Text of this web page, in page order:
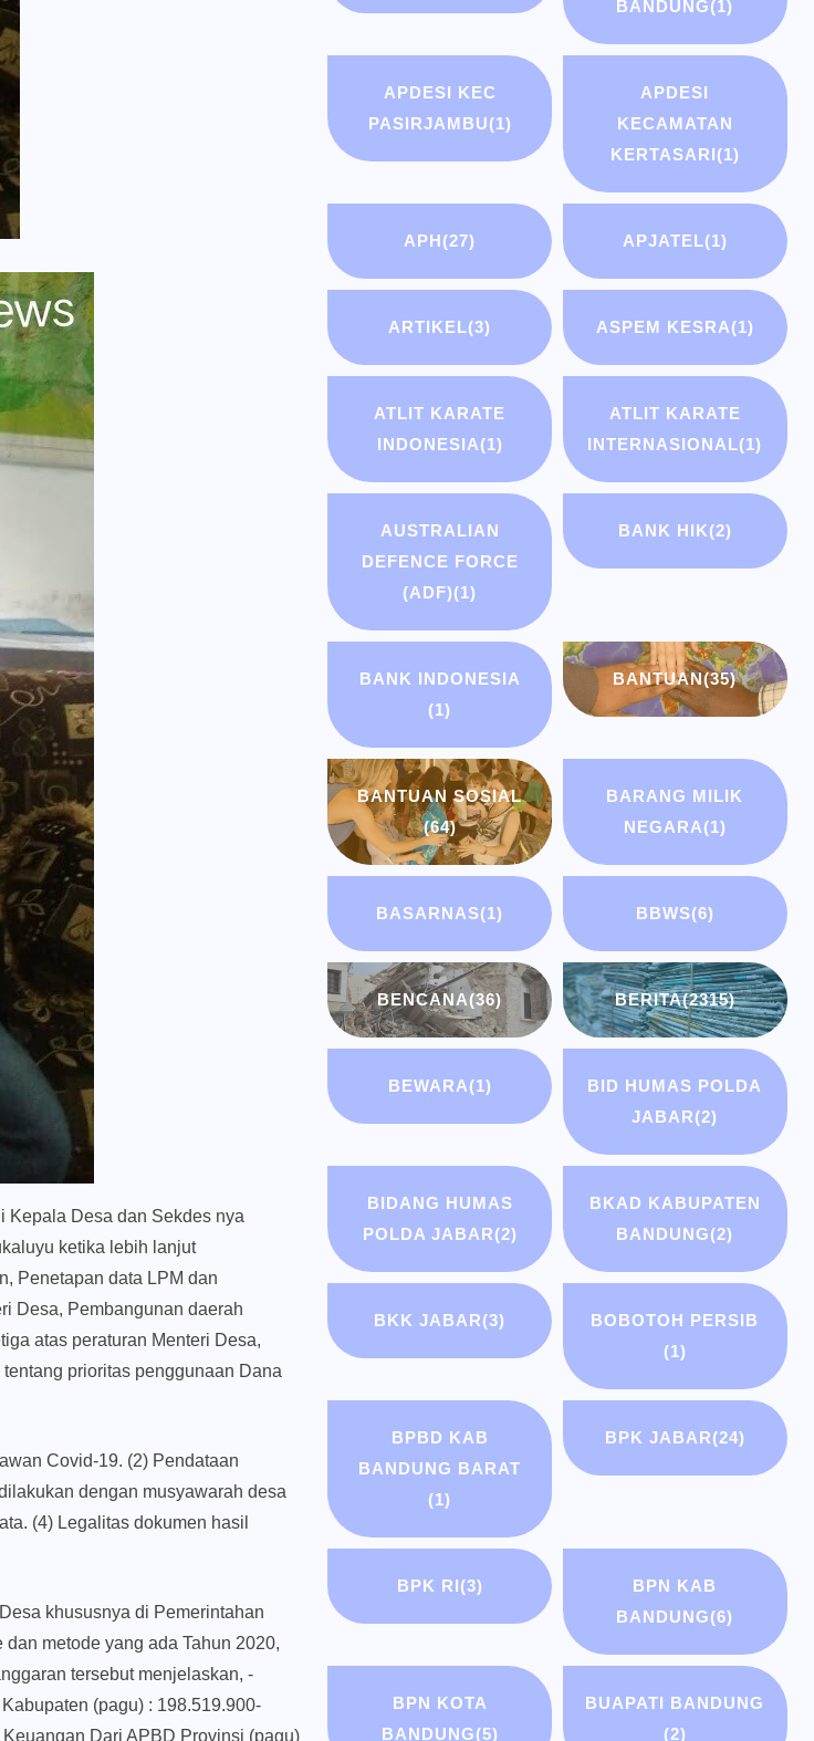
Kepala Desa dan Sekdes nya
ketika lebih lanjut
Penetapan data LPM dan
Desa, Pembangunan daerah
atas peraturan Menteri Desa,
prioritas penggunaan Dana
Covid-19. (2) Pendataan
dengan musyawarah desa
(4) Legalitas dokumen hasil
khususnya di Pemerintahan
metode yang ada Tahun 2020,
tersebut menjelaskan, -
(pagu) : 198.519.900-
Dari APBD Provinsi (pagu)
BANDUNG(1)
APDESI KEC
PASIRJAMBU(1)
APDESI
KECAMATAN
KERTASARI(1)
APH(27) APJATEL(1)
ARTIKEL(3) ASPEM KESRA(1)
ATLIT KARATE
INDONESIA(1)
ATLIT KARATE
INTERNASIONAL(1)
AUSTRALIAN
DEFENCE FORCE
(ADF)(1)
BANK HIK(2)
BANK INDONESIA
(1)
BANTUAN(35)
BANTUAN SOSIAL
(64)
BARANG MILIK
NEGARA(1)
BASARNAS(1) BBWS(6)
BENCANA(36) BERITA(2315)
BEWARA(1)
BID HUMAS POLDA
JABAR(2)
BIDANG HUMAS
POLDA JABAR(2)
BKAD KABUPATEN
BANDUNG(2)
BKK JABAR(3)
BOBOTOH PERSIB
(1)
BPBD KAB
BANDUNG BARAT
(1)
BPK JABAR(24)
BPK RI(3)
BPN KAB
BANDUNG(6)
BPN KOTA
BANDUNG(5)
BUAPATI BANDUNG
(2)